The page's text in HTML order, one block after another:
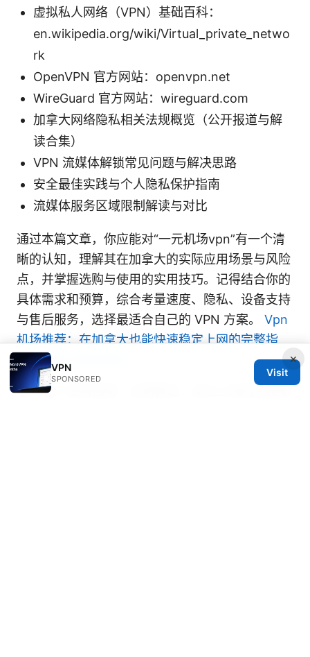
虚拟私人网络（VPN）基础百科：
en.wikipedia.org/wiki/Virtual_private_netwo
rk
OpenVPN 官方网站：openvpn.net
WireGuard 官方网站：wireguard.com
加拿大网络隐私相关法规概览（公开报道与解
读合集）
VPN 流媒体解锁常见问题与解决思路
安全最佳实践与个人隐私保护指南
流媒体服务区域限制解读与对比
通过本篇文章，你应能对“一元机场vpn”有一个清
晰的认知，理解其在加拿大的实际应用场景与风险
点，并掌握选购与使用的实用技巧。记得结合你的
具体需求和预算，综合考量速度、隐私、设备支持
与售后服务，选择最适合自己的 VPN 方案。 Vpn
机场推荐：在加拿大也能快速稳定上网的完整指
南、比较与购买建议
永久vpn 使用指南：长期稳定、安全上网的完整策
×
VPN
SPONSORED
Visit